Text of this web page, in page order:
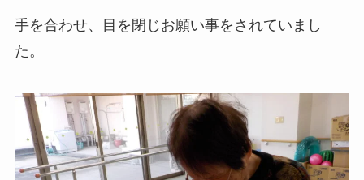
手を合わせ、目を閉じお願い事をされていまし
た。